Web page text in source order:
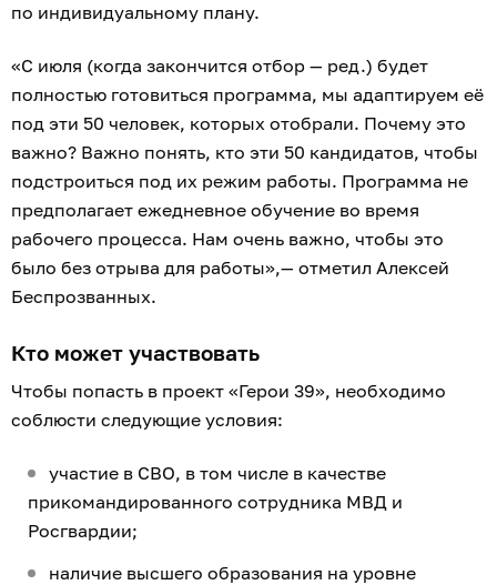
по индивидуальному плану.
«С июля (когда закончится отбор — ред.) будет
полностью готовиться программа, мы адаптируем её
под эти 50 человек, которых отобрали. Почему это
важно? Важно понять, кто эти 50 кандидатов, чтобы
подстроиться под их режим работы. Программа не
предполагает ежедневное обучение во время
рабочего процесса. Нам очень важно, чтобы это
было без отрыва для работы»,— отметил Алексей
Беспрозванных.
Кто может участвовать
Чтобы попасть в проект «Герои 39», необходимо
соблюсти следующие условия:
участие в СВО, в том числе в качестве
прикомандированного сотрудника МВД и
Росгвардии;
наличие высшего образования на уровне